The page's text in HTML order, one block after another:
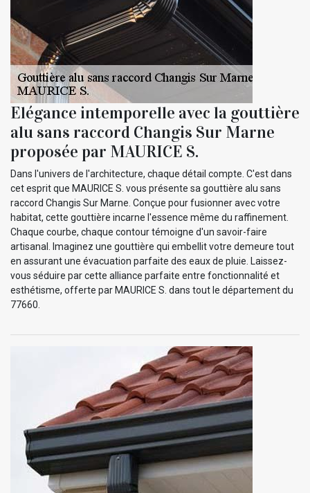
Elégance intemporelle avec la gouttière
alu sans raccord Changis Sur Marne
proposée par MAURICE S.
Dans l'univers de l'architecture, chaque détail compte. C'est dans
cet esprit que MAURICE S. vous présente sa gouttière alu sans
raccord Changis Sur Marne. Conçue pour fusionner avec votre
habitat, cette gouttière incarne l'essence même du raffinement.
Chaque courbe, chaque contour témoigne d'un savoir-faire
artisanal. Imaginez une gouttière qui embellit votre demeure tout
en assurant une évacuation parfaite des eaux de pluie. Laissez-
vous séduire par cette alliance parfaite entre fonctionnalité et
esthétisme, offerte par MAURICE S. dans tout le département du
77660.